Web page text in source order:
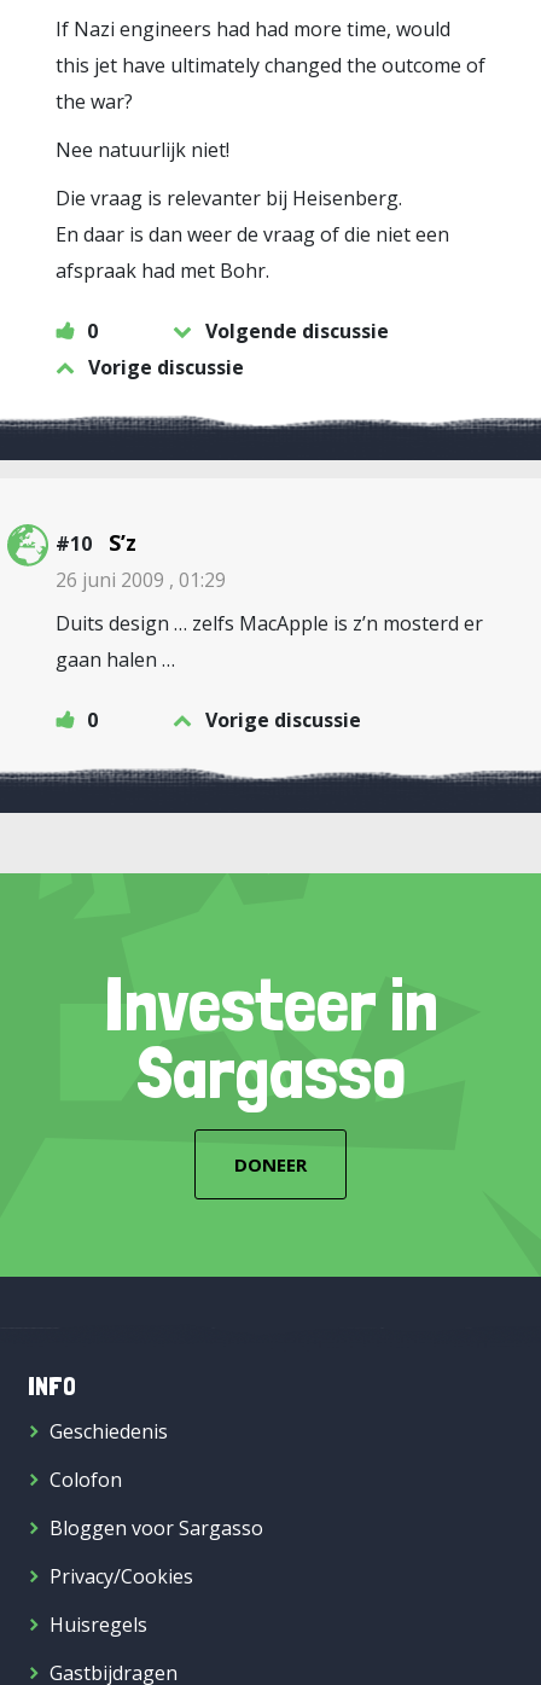
If Nazi engineers had had more time, would
this jet have ultimately changed the outcome of
the war?
Nee natuurlijk niet!
Die vraag is relevanter bij Heisenberg.
En daar is dan weer de vraag of die niet een
afspraak had met Bohr.
0
Volgende discussie
Vorige discussie
#10 S’z
26 juni 2009 , 01:29
Duits design … zelfs MacApple is z’n mosterd er
gaan halen …
0 Vorige discussie
Investeer in
Sargasso
DONEER
INFO
Geschiedenis
Colofon
Bloggen voor Sargasso
Privacy/Cookies
Huisregels
Gastbijdragen